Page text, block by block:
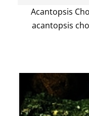
Acantopsis
acantopsis